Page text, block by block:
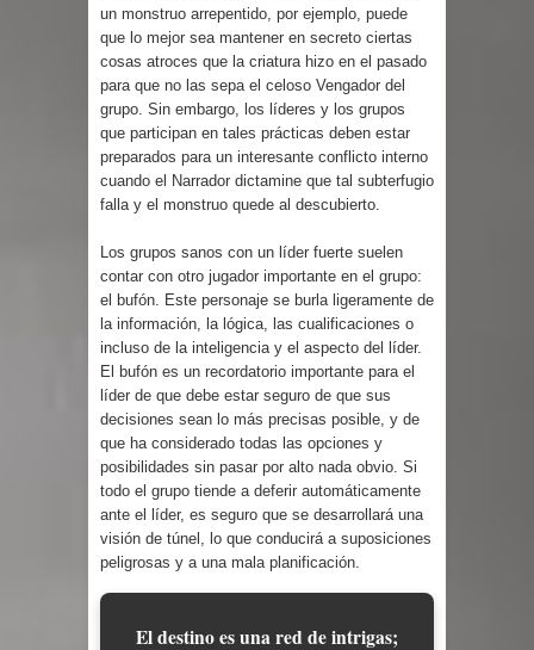
un monstruo arrepentido, por ejemplo, puede
que lo mejor sea mantener en secreto ciertas
cosas atroces que la criatura hizo en el pasado
para que no las sepa el celoso Vengador del
grupo. Sin embargo, los líderes y los grupos
que participan en tales prácticas deben estar
preparados para un interesante conflicto interno
cuando el Narrador dictamine que tal subterfugio
falla y el monstruo quede al descubierto.
Los grupos sanos con un líder fuerte suelen
contar con otro jugador importante en el grupo:
el bufón. Este personaje se burla ligeramente de
la información, la lógica, las cualificaciones o
incluso de la inteligencia y el aspecto del líder.
El bufón es un recordatorio importante para el
líder de que debe estar seguro de que sus
decisiones sean lo más precisas posible, y de
que ha considerado todas las opciones y
posibilidades sin pasar por alto nada obvio. Si
todo el grupo tiende a deferir automáticamente
ante el líder, es seguro que se desarrollará una
visión de túnel, lo que conducirá a suposiciones
peligrosas y a una mala planificación.
El destino es una red de intrigas;